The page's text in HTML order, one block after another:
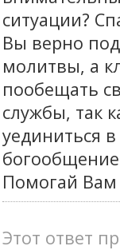
ситуации?
Вы верно
молитвы, а
пообещать
службы, так
уединиться
Помогай Вам
Этот ответ